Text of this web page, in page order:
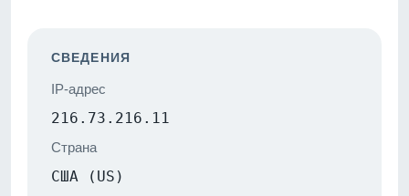
СВЕДЕНИЯ
IP-адрес
216.73.216.11
Страна
США (US)